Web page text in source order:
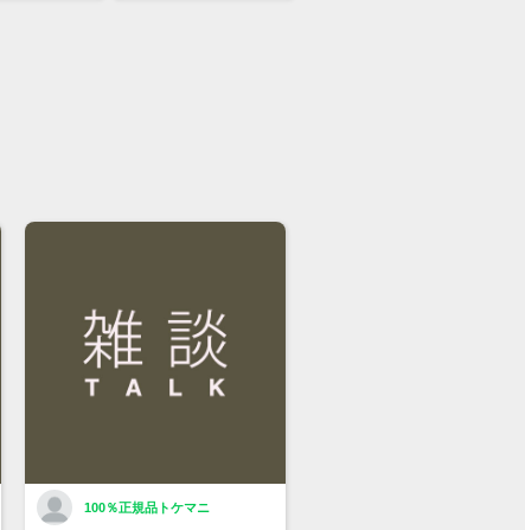
100％正規品トケマニ